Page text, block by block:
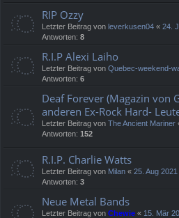
RIP Ozzy
Letzter Beitrag von leverkusen04 « 24.
Antworten: 8
R.I.P Alexi Laiho
Letzter Beitrag von Quebec-weekend-
Antworten: 6
Deaf Forever (Magazin von
anderen Ex-Rock Hard-
Letzter Beitrag von The Ancient Mariner
Antworten: 152
R.I.P. Charlie Watts
Letzter Beitrag von Milan « 25. Aug
Antworten: 3
Neue Metal Bands
Letzter Beitrag von Chewie « 15. Mär